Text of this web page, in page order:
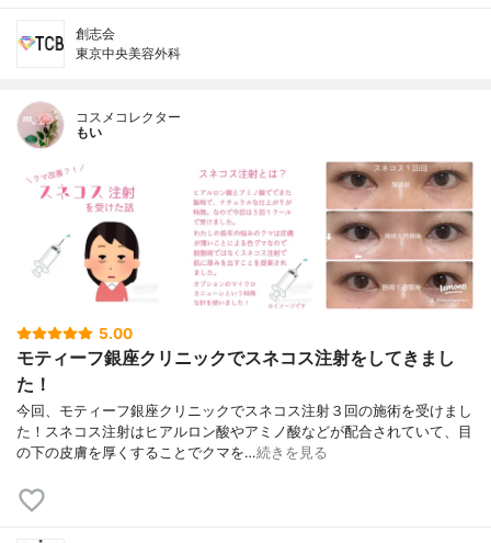
創志会
東京中央美容外科
コスメコレクター
もい
5.00
モティーフ銀座クリニックでスネコス注射をしてきまし
た！
今回、モティーフ銀座クリニックでスネコス注射３回の施術を受けまし
た！スネコス注射はヒアルロン酸やアミノ酸などが配合されていて、目
の下の皮膚を厚くすることでクマを…続きを見る